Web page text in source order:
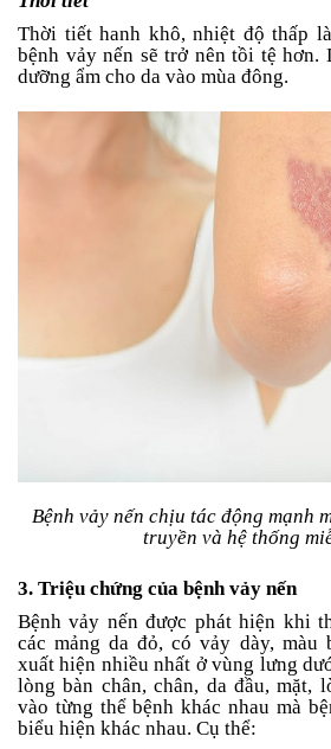
Thời tiết hanh khô, nhiệt độ thấp
bệnh vảy nến sẽ trở nên tồi tệ hơn.
dưỡng ẩm cho da vào mùa đông.
Bệnh vảy nến chịu tác động mạnh
truyền và hệ thống
3. Triệu chứng của bệnh vảy nến
Bệnh vảy nến được phát hiện khi
các mảng da đỏ, có vảy dày, màu
xuất hiện nhiều nhất ở vùng lưng
lòng bàn chân, chân, da đầu, mặt,
vào từng thể bệnh khác nhau mà
biểu hiện khác nhau. Cụ thể: